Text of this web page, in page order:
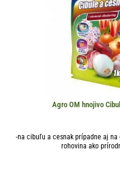
Agro OM hnojivo
-na cibuľu a cesnak prípadne aj
rohovina ako